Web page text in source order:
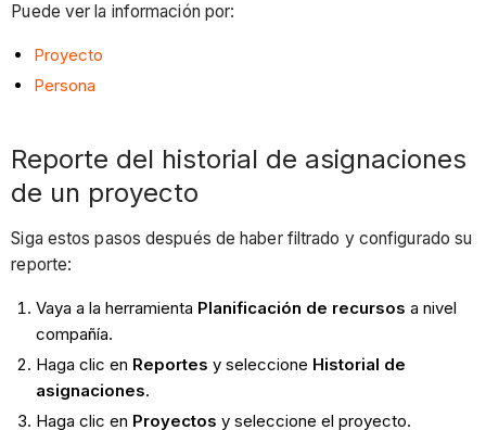
Puede ver la información por:
Proyecto
Persona
Reporte del historial de asignaciones
de un proyecto
Siga estos pasos después de haber filtrado y configurado su
reporte:
Vaya a la herramienta Planificación de recursos a nivel
compañía.
Haga clic en Reportes y seleccione Historial de
asignaciones.
Haga clic en Proyectos y seleccione el proyecto.